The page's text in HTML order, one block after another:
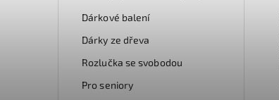
Dárkové balení
Dárky ze dřeva
Rozlučka se svobodou
Pro seniory